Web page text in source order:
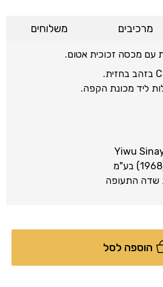
מרכיבים משלוחים
עם מכסה זכוכית אטום.
ליד מכונת הקפה.